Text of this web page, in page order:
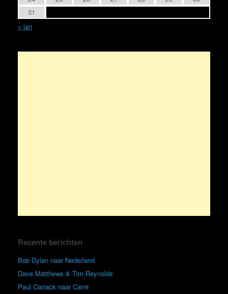
31
« jan
Recente berichten
Bob Dylan naar Nederland
Dave Matthews & Tim Reynolds
Paul Carrack naar Carré